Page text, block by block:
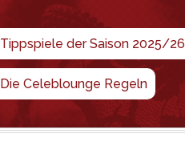
Tippspiele der Saison 2025/26
Die Celeblounge Regeln